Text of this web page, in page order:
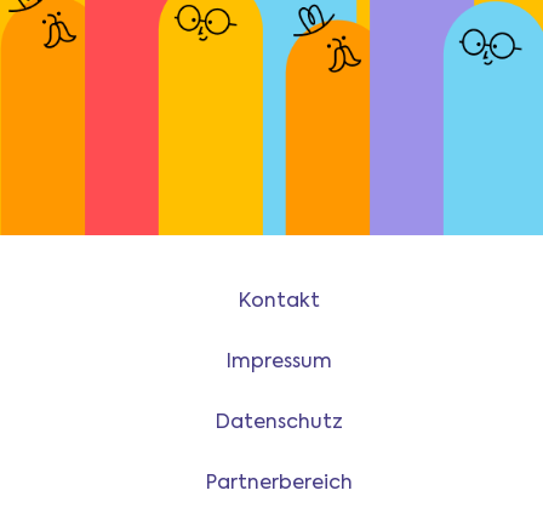
Kontakt
Impressum
Datenschutz
Partnerbereich